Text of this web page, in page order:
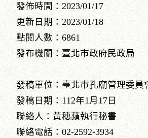
發佈時間：2023/01/17
更新日期：2023/01/18
點閱人數：6861
發布機關：臺北市政府民政局
發稿單位：臺北市孔廟管理委員
發稿日期：112年1月17日
聯絡人：黃穗蘋執行秘書
聯絡電話：02-2592-3934